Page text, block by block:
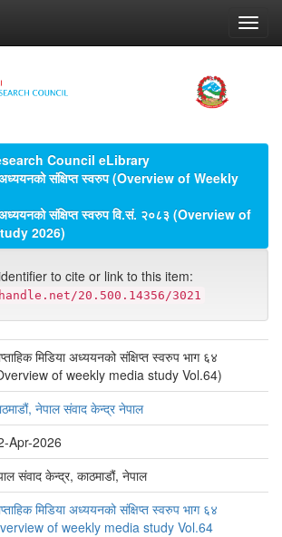
Council eLibrary
अध्ययनको संक्षिप्त स्वरुप (Overview of Weekly
अध्ययनको संक्षिप्त स्वरुप वि.सं. २०८३ (Overview of
2026)
to cite or link to this item:
20.500.14356/3021
मिडिया अध्ययनको संक्षिप्त स्वरुप भाग ६४
of weekly media study Vol.64)
नेपाल संवाद केन्द्र नेपाल
Apr-2026
संवाद केन्द्र, काठमाडौं, नेपाल
मिडिया अध्ययनको संक्षिप्त स्वरुप भाग ६४
of weekly media study Vol.64